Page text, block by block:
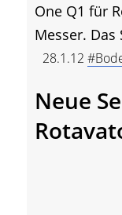
One Q1 für
Messer. Das
28.1.12
Neue